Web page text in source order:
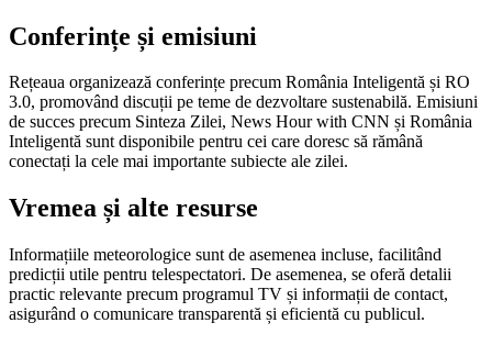
Conferințe și emisiuni
Rețeaua organizează conferințe precum România Inteligentă și RO
3.0, promovând discuții pe teme de dezvoltare sustenabilă. Emisiuni
de succes precum Sinteza Zilei, News Hour with CNN și România
Inteligentă sunt disponibile pentru cei care doresc să rămână
conectați la cele mai importante subiecte ale zilei.
Vremea și alte resurse
Informațiile meteorologice sunt de asemenea incluse, facilitând
predicții utile pentru telespectatori. De asemenea, se oferă detalii
practic relevante precum programul TV și informații de contact,
asigurând o comunicare transparentă și eficientă cu publicul.